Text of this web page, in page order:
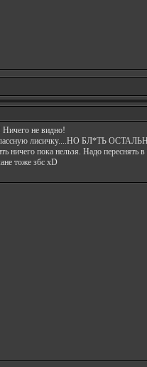
не видно!
классную лисичку....НО БЛ*ТЬ
ничего пока нельзя. Надо переснять
тоже збс xD